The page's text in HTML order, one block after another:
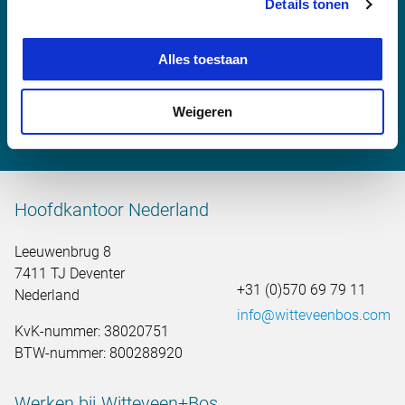
Details tonen
Alles toestaan
Weigeren
Oskars Zivtins
Hoofdkantoor Nederland
Leeuwenbrug 8
7411 TJ Deventer
Nederland
KvK-nummer: 38020751
BTW-nummer: 800288920
+31 (0)570 69 79 11
info@witteveenbos.com